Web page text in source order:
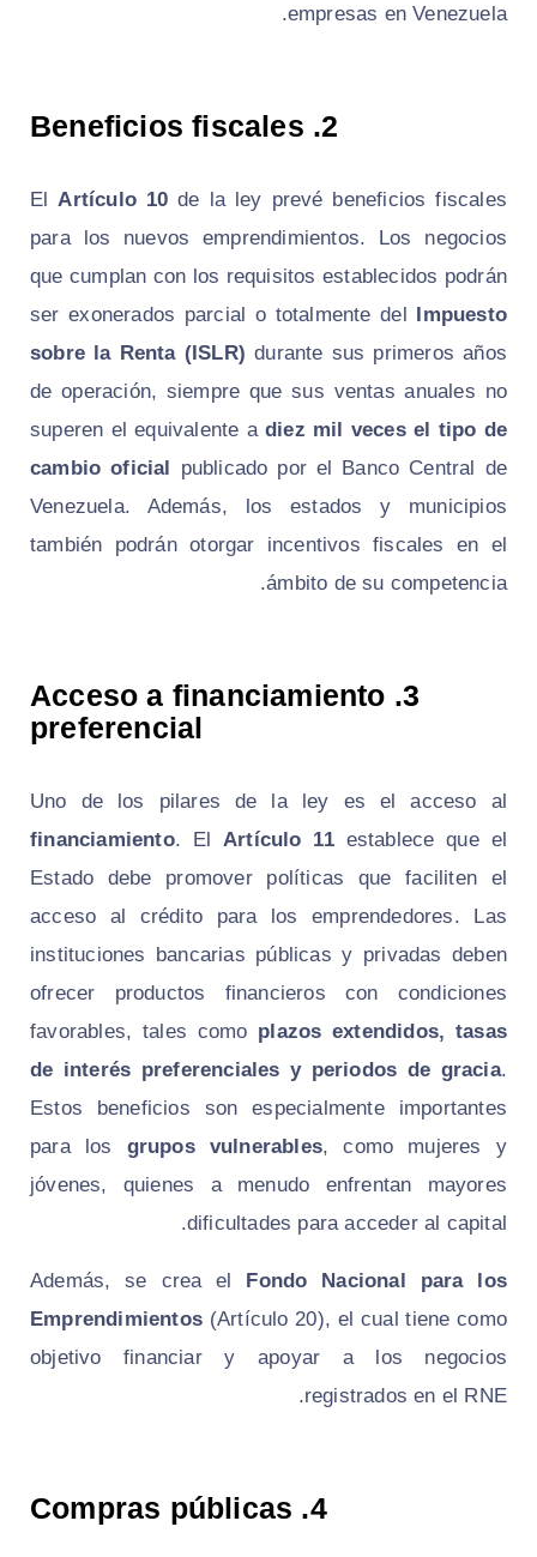
empresas en Venezuela.
2.
Beneficios fiscales
ElArtículo 10 de la ley prevé beneficios fiscales
para los nuevos emprendimientos. Los negocios
que cumplan con los requisitos establecidos podrán
ser exonerados parcial o totalmente del Impuesto
sobre la Renta (ISLR) durante sus primeros años
de operación, siempre que sus ventas anuales no
superen el equivalente a diez mil veces el tipo de
cambio oficial publicado por el Banco Central de
Venezuela. Además, los estados y municipios
también podrán otorgar incentivos fiscales en el
ámbito de su competencia.
3.
Acceso a financiamiento
preferencial
Uno de los pilares de la ley es el acceso al
financiamiento. ElArtículo 11establece que el
Estado debe promover políticas que faciliten el
acceso al crédito para los emprendedores. Las
instituciones bancarias públicas y privadas deben
ofrecer productos financieros con condiciones
favorables, tales como plazos extendidos, tasas
de interés preferenciales y periodos de gracia.
Estos beneficios son especialmente importantes
para los grupos vulnerables, como mujeres y
jóvenes, quienes a menudo enfrentan mayores
dificultades para acceder al capital.
Además, se crea el Fondo Nacional para los
Emprendimientos (Artículo 20), el cual tiene como
objetivo financiar y apoyar a los negocios
registrados en el RNE.
4.
Compras públicas